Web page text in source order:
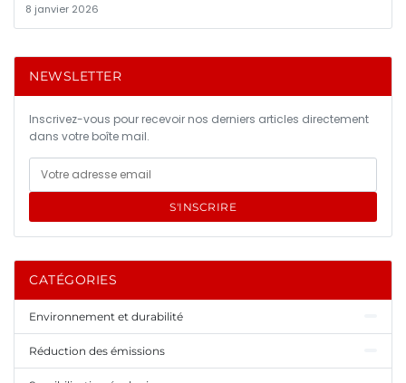
8 janvier 2026
NEWSLETTER
Inscrivez-vous pour recevoir nos derniers articles directement
dans votre boîte mail.
S'INSCRIRE
CATÉGORIES
Environnement et durabilité
Réduction des émissions